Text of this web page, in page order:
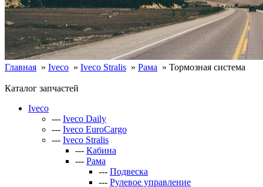
Главная » Iveco » Iveco Stralis » Рама » Тормозная система
Каталог запчастей
Iveco
--- Iveco Daily
--- Iveco EuroCargo
--- Iveco Stralis
--- Кабина
--- Рама
--- Подвеска
--- Рулевое управление